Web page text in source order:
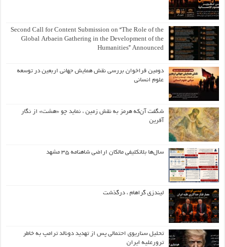
Second Call for Content Submission on “The Role of the
Global Arbaein Gathering in the Development of the
Humanities” Announced
دومین فراخوان بررسی نقش همایش جهانی اربعین در توسعه
علوم انسانی
شگفت آن‌که هرمز به نقش زمین ، نماید چو «هشت» از نگار
آفرین
سال‌ها بلاتکلیفی مالکان اراضی شاهنامه ۳۵ مشهد
لیندزی گراهام ، درگذشت
تحلیل سناریوی احتمالی پس از تهدید دونالد ترامپ به خاطر
ترورعلیه ایران